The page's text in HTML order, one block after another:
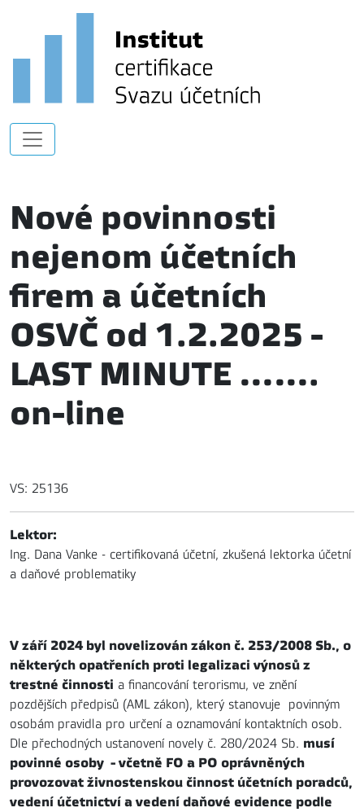
Nové povinnosti
nejenom účetních
firem a účetních
OSVČ od 1.2.2025 -
LAST MINUTE .......
on-line
VS: 25136
Lektor:
Ing. Dana Vanke - certifikovaná účetní, zkušená lektorka účetní
a daňové problematiky
V září 2024 byl novelizován zákon č. 253/2008 Sb., o
některých opatřeních proti legalizaci výnosů z
trestné činnosti a financování terorismu, ve znění
pozdějších předpisů (AML zákon), který stanovuje povinným
osobám pravidla pro určení a oznamování kontaktních osob.
Dle přechodných ustanovení novely č. 280/2024 Sb. musí
povinné osoby - včetně FO a PO oprávněných
provozovat živnostenskou činnost účetních poradců,
vedení účetnictví a vedení daňové evidence podle